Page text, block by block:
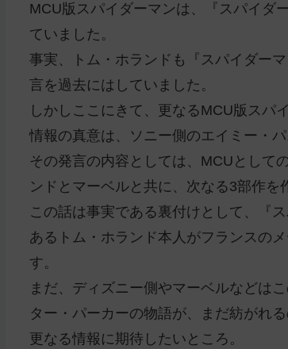
MCU版スパイダーマンは、『スパイダ
ていました。
事実、トム・ホランドも
『スパイダー
言を過去にはしていました。
しかしここにきて、更なるMCU版スパ
情報の真意は、ソニー側のエイミー・
その発言の内容としては、MCUとして
ンドとマーベルと共に、次なる3部作を
この話は事実である裏付けとして、
『
あるトム・ホランド本人がフランスの
す。
まだ、ディズニー側やマーベルなどは
ター・パーカーの物語が、まだ紡がれ
更なる情報に期待したいところ。